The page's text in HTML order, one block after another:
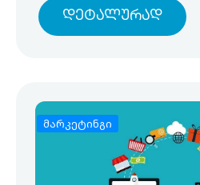
Დეტალურად
მარკეტინგი